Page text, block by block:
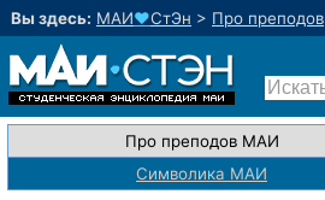
Вы здесь: МАИ♥СтЭн > Про преподов
Про преподов МАИ
Символика МАИ